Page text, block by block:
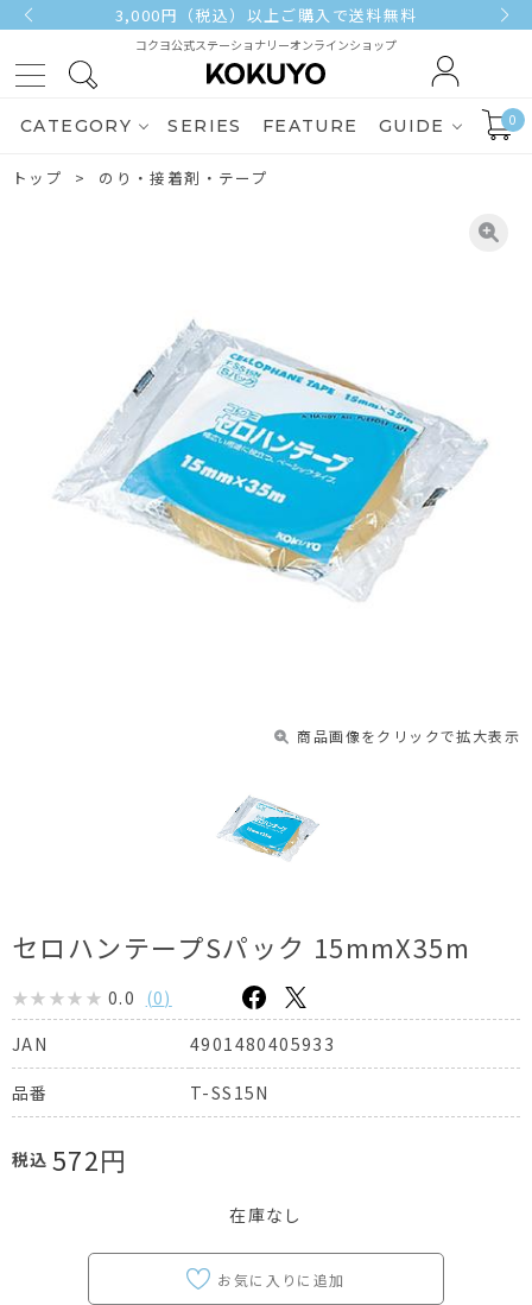
3,000円（税込）以上ご購入で送料無料
コクヨ公式ステーショナリーオンラインショップ
CATEGORY SERIES FEATURE GUIDE 0
トップ のり・接着剤・テープ
商品画像をクリックで拡大表示
セロハンテープSパック 15mmX35m
0.0 (0)
JAN
4901480405933
品番 T-SS15N
税込 572円
在庫なし